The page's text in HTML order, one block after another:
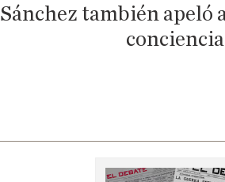
Sánchez también apeló